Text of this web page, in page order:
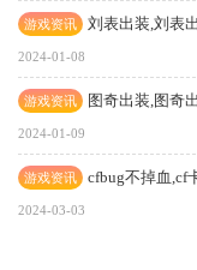
游戏资讯 刘表出装,刘表
2024-01-08
游戏资讯 图奇出装,图奇
2024-01-09
游戏资讯 cfbug不掉血,cf
2024-03-03